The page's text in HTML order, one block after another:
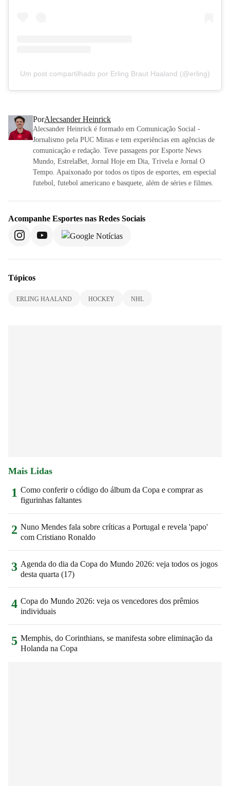
Um post compartilhado por Erling Braut Haaland (@erling)
PorAlecsander Heinrick
Alecsander Heinrick é formado em Comunicação Social -
Jornalismo pela PUC Minas e tem experiências em agências de
comunicação e redação. Teve passagens por Esporte News
Mundo, EstrelaBet, Jornal Hoje em Dia, Trivela e Jornal O
Tempo. Apaixonado por todos os tipos de esportes, em especial
futebol, futebol americano e basquete, além de séries e filmes.
Acompanhe Esportes nas Redes Sociais
Tópicos
ERLING HAALAND HOCKEY NHL
Mais Lidas
1 Como conferir o código do álbum da Copa e comprar as
figurinhas faltantes
2 Nuno Mendes fala sobre críticas a Portugal e revela 'papo'
com Cristiano Ronaldo
3 Agenda do dia da Copa do Mundo 2026: veja todos os jogos
desta quarta (17)
4 Copa do Mundo 2026: veja os vencedores dos prêmios
individuais
5 Memphis, do Corinthians, se manifesta sobre eliminação da
Holanda na Copa